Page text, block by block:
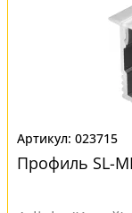
023715
Профиль SL-